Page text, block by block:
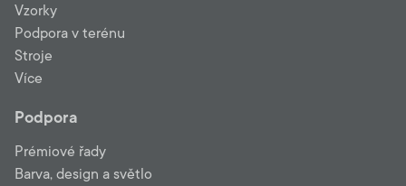
Vzorky
Podpora v terénu
Stroje
Více
Podpora
Prémiové řady
Barva, design a světlo